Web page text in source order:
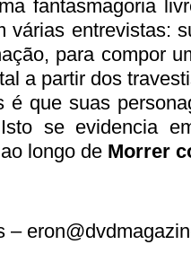
fantasmagoria
várias entrevistas:
para compor
a partir dos
é que suas
se evidencia
longo de Morrer
–